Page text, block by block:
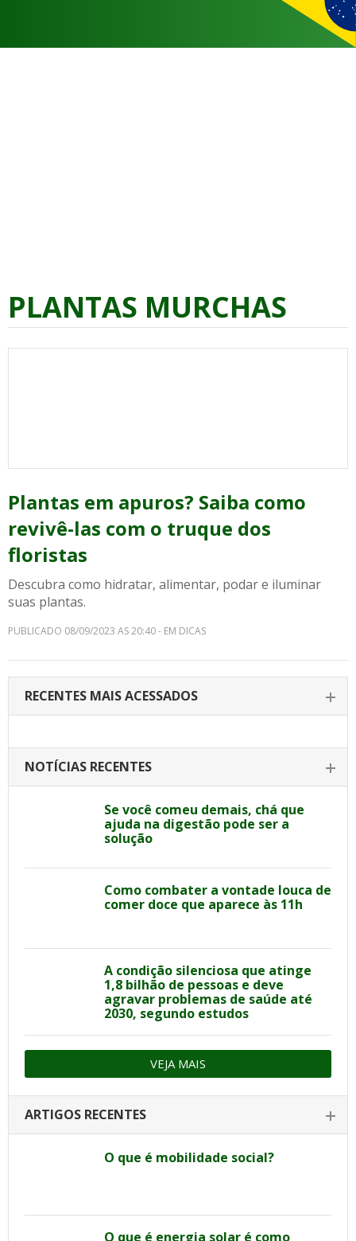
PLANTAS MURCHAS
Plantas em apuros? Saiba como
revivê-las com o truque dos
floristas
Descubra como hidratar, alimentar, podar e iluminar
suas plantas.
PUBLICADO 08/09/2023 AS 20:40 - EM DICAS
RECENTES MAIS ACESSADOS
NOTÍCIAS RECENTES
Se você comeu demais, chá que
ajuda na digestão pode ser a
solução
Como combater a vontade louca de
comer doce que aparece às 11h
A condição silenciosa que atinge
1,8 bilhão de pessoas e deve
agravar problemas de saúde até
2030, segundo estudos
VEJA MAIS
ARTIGOS RECENTES
O que é mobilidade social?
O que é energia solar é como